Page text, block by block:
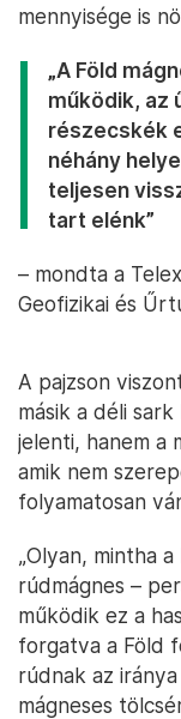
mennyisége is
„A Föld
működik, az
részecskék
néhány
teljesen
tart elénk”
– mondta a
Geofizikai és
A pajzson
másik a déli
jelenti, hanem a
amik nem
folyamatosan
„Olyan, mintha
rúdmágnes –
működik ez a
forgatva a Föld
rúdnak az
mágneses